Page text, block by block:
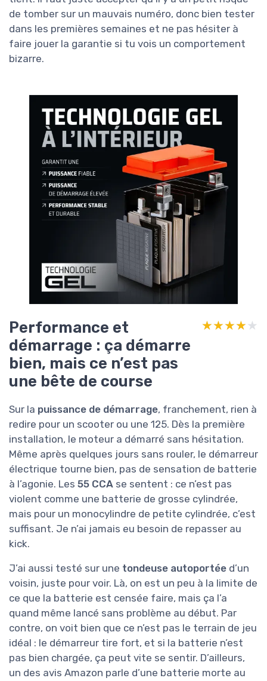
de tomber sur un mauvais numéro, donc bien tester
dans les premières semaines et ne pas hésiter à
faire jouer la garantie si tu vois un comportement
bizarre.
Performance et
démarrage : ça démarre
bien, mais ce n’est pas
une bête de course
★★★★★
★★★★★
Sur la puissance de démarrage, franchement, rien à
redire pour un scooter ou une 125. Dès la première
installation, le moteur a démarré sans hésitation.
Même après quelques jours sans rouler, le démarreur
électrique tourne bien, pas de sensation de batterie
à l’agonie. Les 55 CCA se sentent : ce n’est pas
violent comme une batterie de grosse cylindrée,
mais pour un monocylindre de petite cylindrée, c’est
suffisant. Je n’ai jamais eu besoin de repasser au
kick.
J’ai aussi testé sur une tondeuse autoportée d’un
voisin, juste pour voir. Là, on est un peu à la limite de
ce que la batterie est censée faire, mais ça l’a
quand même lancé sans problème au début. Par
contre, on voit bien que ce n’est pas le terrain de jeu
idéal : le démarreur tire fort, et si la batterie n’est
pas bien chargée, ça peut vite se sentir. D’ailleurs,
un des avis Amazon parle d’une batterie morte au